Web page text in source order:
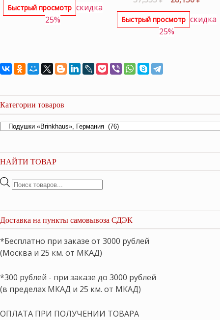
составляла
25,300 ₽.
18,975 ₽.
Быстрый просмотр скидка
25%
из 5
цена
составляла
37,555 ₽.
Быстрый просмотр скидка
25%
Категории товаров
НАЙТИ ТОВАР
Поиск
Доставка на пункты самовывоза СДЭК
*Бесплатно при заказе от 3000 рублей
(Москва и 25 км. от МКАД)
*300 рублей - при заказе до 3000 рублей
(в пределах МКАД и 25 км. от МКАД)
ОПЛАТА ПРИ ПОЛУЧЕНИИ ТОВАРА